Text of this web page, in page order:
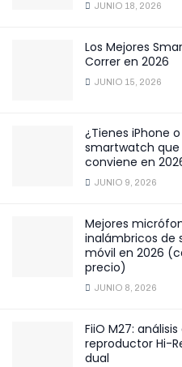
JUNIO 18, 2026
Los Mejores
Correr en 2026
JUNIO 15, 2026
¿Tienes iPhone
smartwatch
conviene en
JUNIO 9, 2026
Mejores
inalámbricos de
móvil en 2026
precio)
JUNIO 8, 2026
FiiO M27:
reproductor Hi-
dual